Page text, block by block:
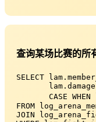
查询某场比赛的所
SELECT
CASE WHEN
FROM
JOIN